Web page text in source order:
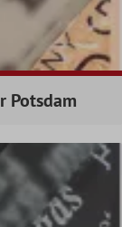
Potsdam